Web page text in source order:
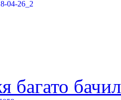
багато